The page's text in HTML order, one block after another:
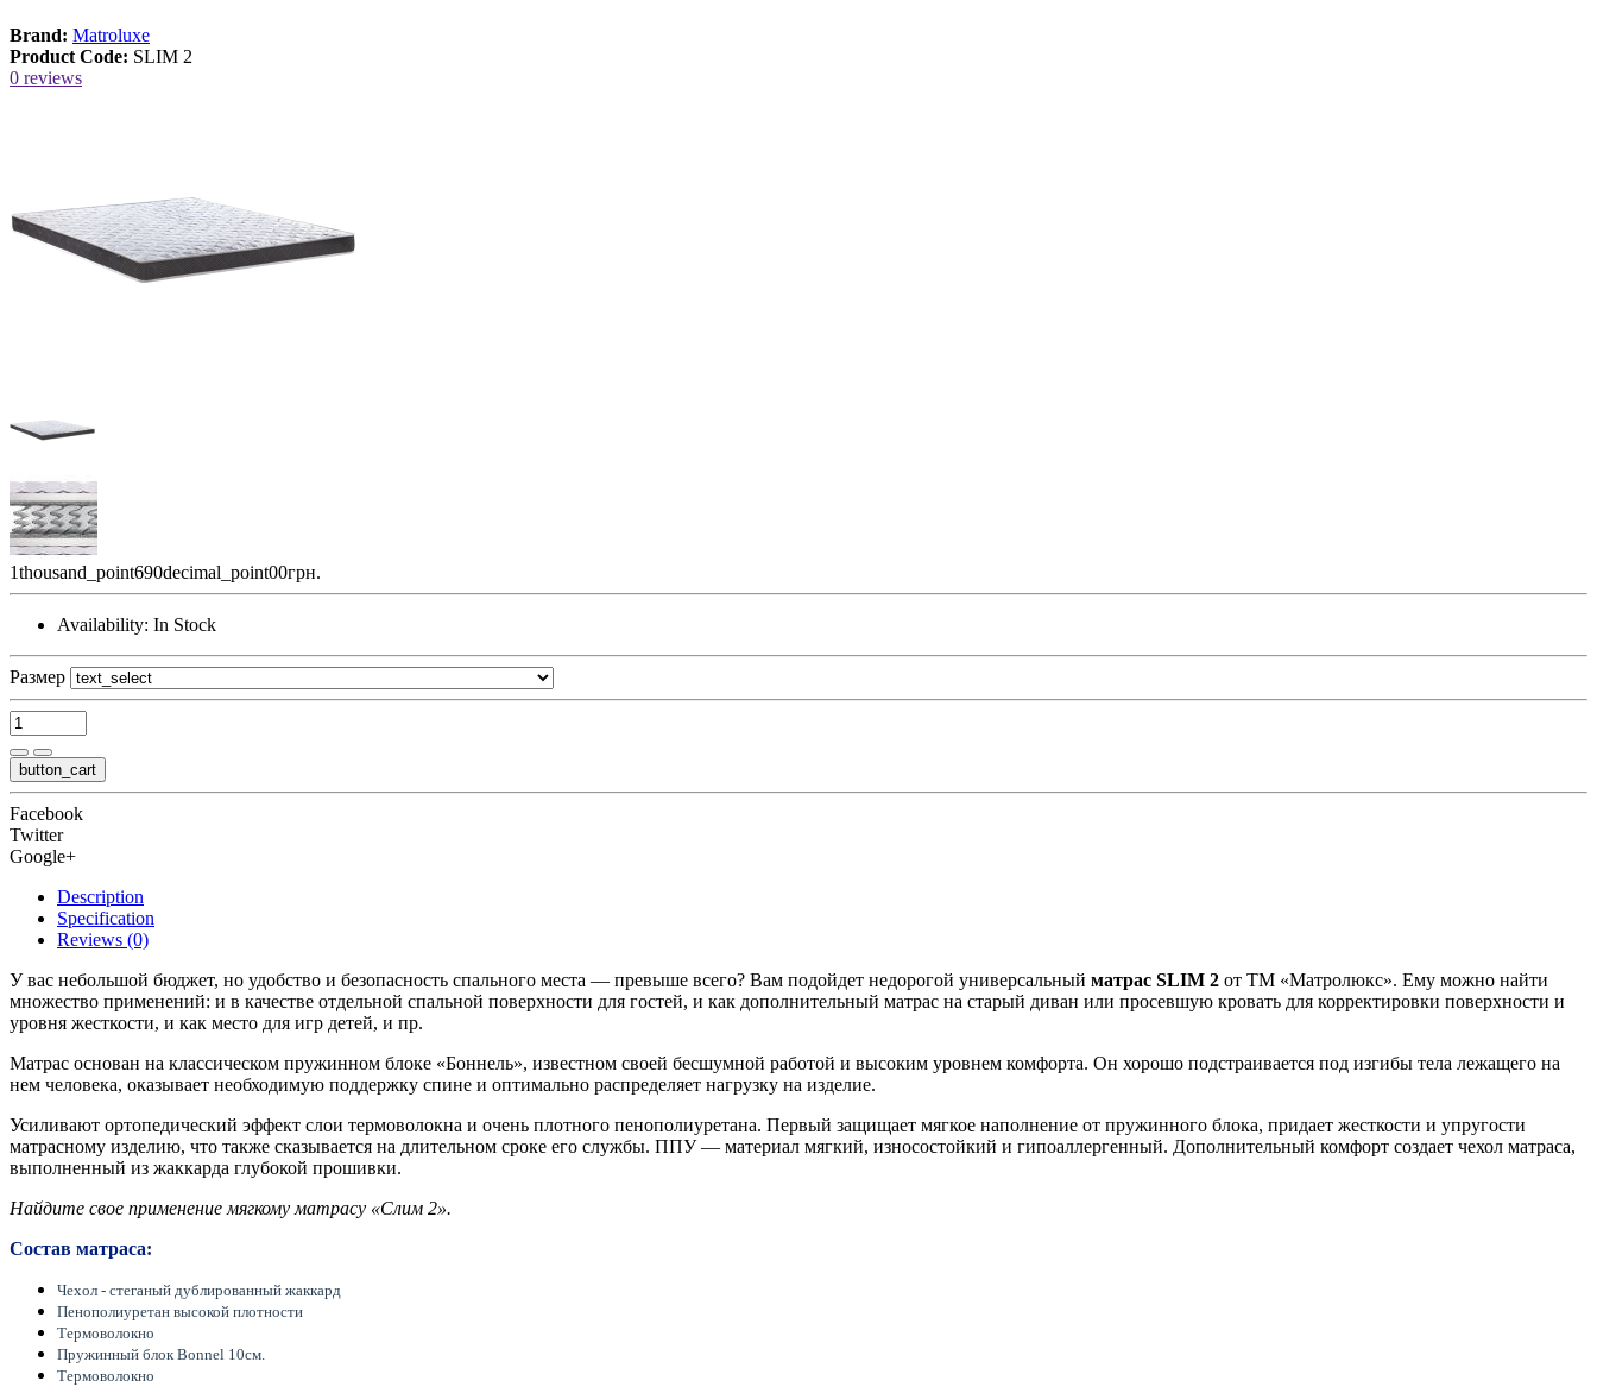
Brand: Matroluxe
Product Code: SLIM 2
0 reviews
1thousand_point690decimal_point00грн.
Availability: In Stock
Размер
button_cart
Facebook
Twitter
Google+
Description
Specification
Reviews (0)
У вас небольшой бюджет, но удобство и безопасность спального места — превыше всего? Вам подойдет недорогой универсальный матрас SLIM 2 от ТМ «Матролюкс». Ему можно найти
множество применений: и в качестве отдельной спальной поверхности для гостей, и как дополнительный матрас на старый диван или просевшую кровать для корректировки поверхности и
уровня жесткости, и как место для игр детей, и пр.
Матрас основан на классическом пружинном блоке «Боннель», известном своей бесшумной работой и высоким уровнем комфорта. Он хорошо подстраивается под изгибы тела лежащего на
нем человека, оказывает необходимую поддержку спине и оптимально распределяет нагрузку на изделие.
Усиливают ортопедический эффект слои термоволокна и очень плотного пенополиуретана. Первый защищает мягкое наполнение от пружинного блока, придает жесткости и упругости
матрасному изделию, что также сказывается на длительном сроке его службы. ППУ — материал мягкий, износостойкий и гипоаллергенный. Дополнительный комфорт создает чехол матраса,
выполненный из жаккарда глубокой прошивки.
Найдите свое применение мягкому матрасу «Слим 2».
Состав матраса:
Чехол - стеганый дублированный жаккард
Пенополиуретан высокой плотности
Термоволокно
Пружинный блок Bonnel 10см.
Термоволокно